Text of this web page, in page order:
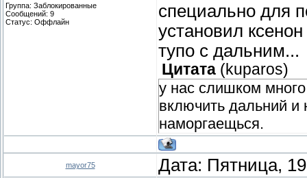
Группа: Заблокированные
Сообщений: 9
Статус: Оффлайн
специально для
установил
тупо с дальним...
Цитата (kuparos)
у нас слишком
включить дальний и
наморгаещься.
mayor75 Дата: Пятница,